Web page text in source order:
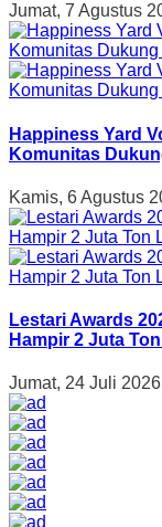
Jumat, 7 Agustus
Happiness Yard
Komunitas
Kamis, 6 Agustus
Lestari Awards
Hampir 2 Juta
Jumat, 24 Juli 2026